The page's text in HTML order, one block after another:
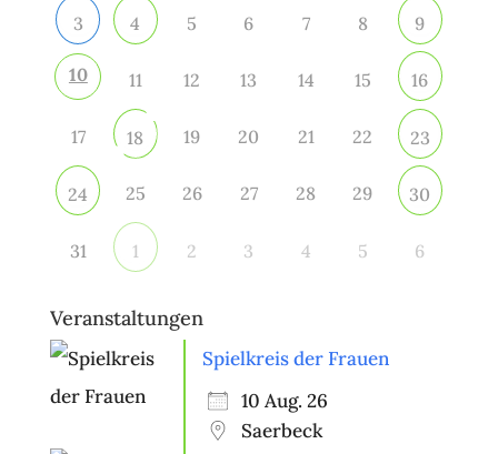
3 4 5 6 7 8 9
10 11 12 13 14 15 16
17 18 19 20 21 22 23
24 25 26 27 28 29 30
31 1 2 3 4 5 6
Veranstaltungen
Spielkreis der Frauen
10 Aug. 26
Saerbeck